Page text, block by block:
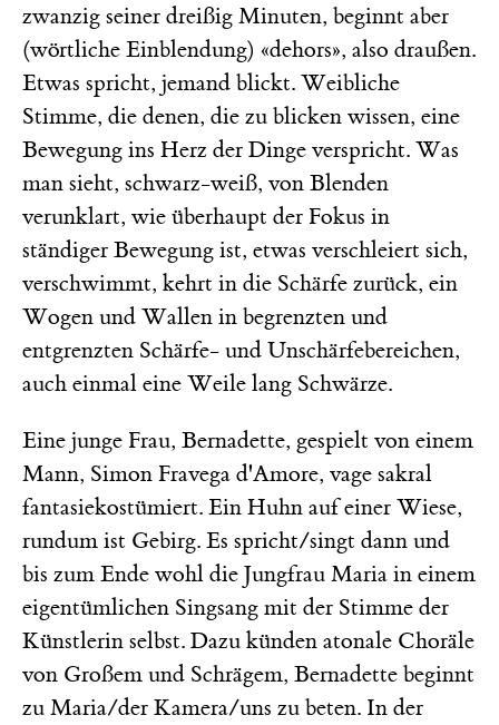
zwanzig seiner dreißig Minuten, beginnt aber
(wörtliche Einblendung) «dehors», also draußen.
Etwas spricht, jemand blickt. Weibliche
Stimme, die denen, die zu blicken wissen, eine
Bewegung ins Herz der Dinge verspricht. Was
man sieht, schwarz-weiß, von Blenden
verunklart, wie überhaupt der Fokus in
ständiger Bewegung ist, etwas verschleiert sich,
verschwimmt, kehrt in die Schärfe zurück, ein
Wogen und Wallen in begrenzten und
entgrenzten Schärfe- und Unschärfebereichen,
auch einmal eine Weile lang Schwärze.
Eine junge Frau, Bernadette, gespielt von einem
Mann, Simon Fravega d'Amore, vage sakral
fantasiekostümiert. Ein Huhn auf einer Wiese,
rundum ist Gebirg. Es spricht/singt dann und
bis zum Ende wohl die Jungfrau Maria in einem
eigentümlichen Singsang mit der Stimme der
Künstlerin selbst. Dazu künden atonale Choräle
von Großem und Schrägem, Bernadette beginnt
zu Maria/der Kamera/uns zu beten. In der